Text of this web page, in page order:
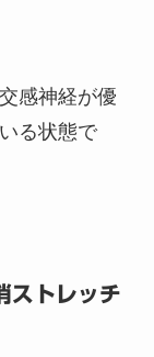
感神経が優
る状態で
ストレッチ